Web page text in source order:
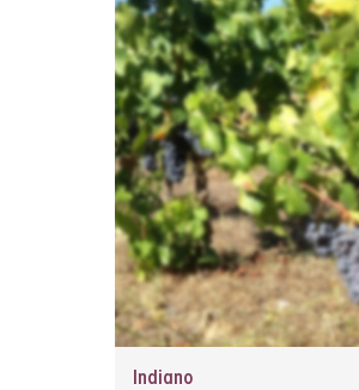
Indiano